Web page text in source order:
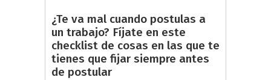
¿Te va mal cuando postulas a
un trabajo? Fíjate en este
checklist de cosas en las que te
tienes que fijar siempre antes
de postular